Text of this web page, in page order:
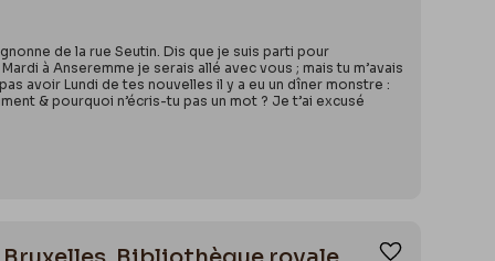
de la rue Seutin. Dis que je suis parti pour
à Anseremme je serais allé avec vous ; mais tu m’avais
avoir Lundi de tes nouvelles il y a eu un dîner monstre :
& pourquoi n’écris-tu pas un mot ? Je t’ai excusé